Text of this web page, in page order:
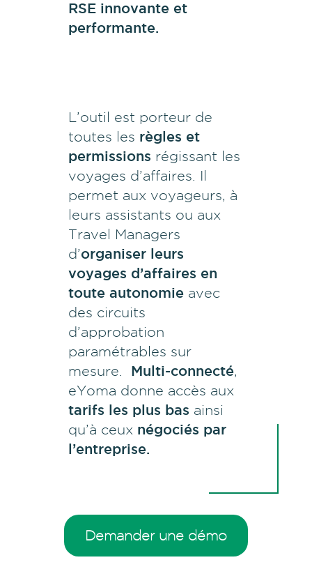
RSE innovante et
performante.
L’outil est porteur de
toutes les règles et
permissions régissant les
voyages d’affaires. Il
permet aux voyageurs, à
leurs assistants ou aux
Travel Managers
d’organiser leurs
voyages d’affaires en
toute autonomie avec
des circuits
d’approbation
paramétrables sur
mesure. Multi-connecté,
eYoma donne accès aux
tarifs les plus bas ainsi
qu’à ceux négociés par
l’entreprise.
Demander une démo